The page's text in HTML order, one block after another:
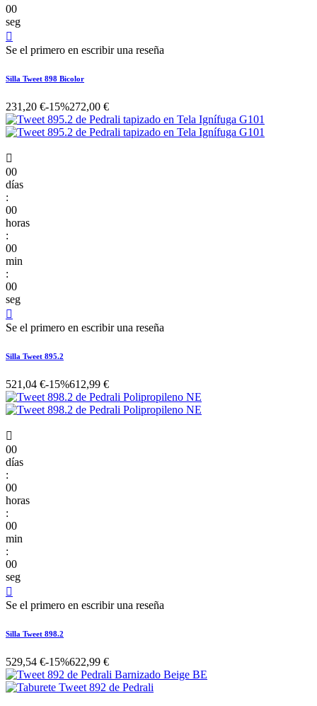
00
seg

Se el primero en escribir una reseña
Silla Tweet 898 Bicolor
231,20 €-15%272,00 €

00
días
:
00
horas
:
00
min
:
00
seg

Se el primero en escribir una reseña
Silla Tweet 895.2
521,04 €-15%612,99 €

00
días
:
00
horas
:
00
min
:
00
seg

Se el primero en escribir una reseña
Silla Tweet 898.2
529,54 €-15%622,99 €